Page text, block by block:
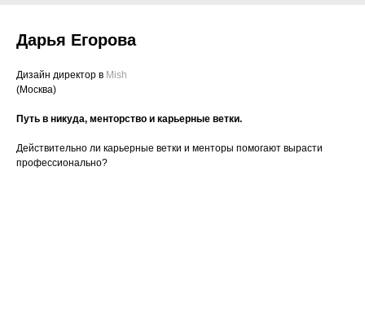
Дарья Егорова
Дизайн директор в Mish
(Москва)
Путь в никуда, менторство и карьерные ветки.
Действительно ли карьерные ветки и менторы помогают вырасти
профессионально?